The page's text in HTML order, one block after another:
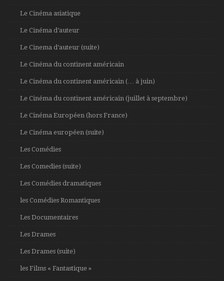
Le Cinéma asiatique
Le Cinéma d’auteur
Le Cinema d’auteur (suite)
Le Cinéma du continent américain
Le Cinéma du continent américain (… à juin)
Le Cinéma du continent américain (juillet à septembre)
Le Cinéma Européen (hors France)
Le Cinéma européen (suite)
Les Comédies
Les Comedies (suite)
Les Comédies dramatiques
les Comédies Romantiques
Les Documentaires
Les Drames
Les Drames (suite)
les Films « Fantastique »